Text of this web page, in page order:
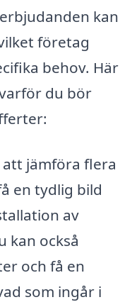
kan
företag
behov. Här
du bör
att jämföra flera
en tydlig bild
av
kan också
och få en
som ingår i